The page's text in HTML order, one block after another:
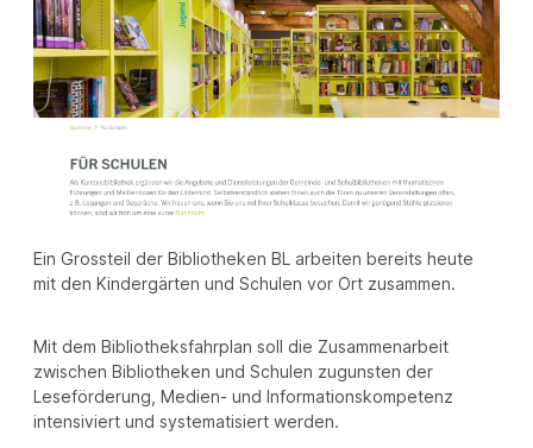
Ein Grossteil der Bibliotheken BL arbeiten bereits heute
mit den Kindergärten und Schulen vor Ort zusammen.
Mit dem Bibliotheksfahrplan soll die Zusammenarbeit
zwischen Bibliotheken und Schulen zugunsten der
Leseförderung, Medien- und Informationskompetenz
intensiviert und systematisiert werden.